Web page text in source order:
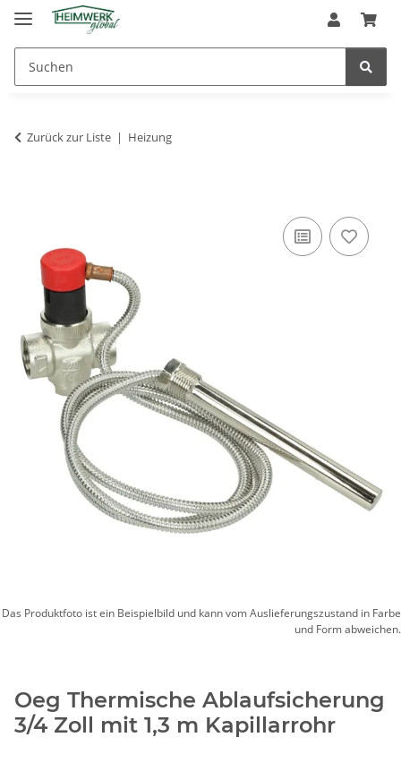
Zurück zur Liste Heizung
Das Produktfoto ist ein Beispielbild und kann vom Auslieferungszustand in Farbe
und Form abweichen.
Oeg Thermische Ablaufsicherung
3/4 Zoll mit 1,3 m Kapillarrohr